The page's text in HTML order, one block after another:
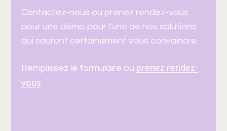
Contactez-nous ou prenez rendez-vous
pour une démo pour l'une de nos solutions
qui sauront certainement vous convaincre.
Remplissez le formulaire ou prenez rendez-
vous